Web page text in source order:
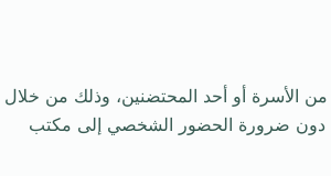
الأسرة أو أحد المحتضنين، وذلك من خلال
دون ضرورة الحضور الشخصي إلى مكتب